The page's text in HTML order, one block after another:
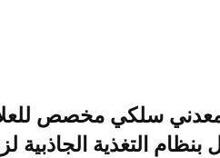
سلكي مخصص
التغذية الجاذبية